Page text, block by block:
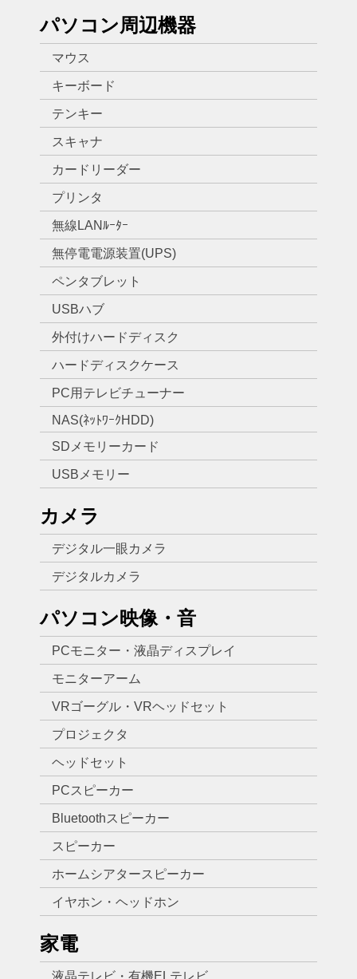
パソコン周辺機器
マウス
キーボード
テンキー
スキャナ
カードリーダー
プリンタ
無線LANﾙｰﾀｰ
無停電電源装置(UPS)
ペンタブレット
USBハブ
外付けハードディスク
ハードディスクケース
PC用テレビチューナー
NAS(ﾈｯﾄﾜｰｸHDD)
SDメモリーカード
USBメモリー
カメラ
デジタル一眼カメラ
デジタルカメラ
パソコン映像・音
PCモニター・液晶ディスプレイ
モニターアーム
VRゴーグル・VRヘッドセット
プロジェクタ
ヘッドセット
PCスピーカー
Bluetoothスピーカー
スピーカー
ホームシアタースピーカー
イヤホン・ヘッドホン
家電
液晶テレビ・有機ELテレビ